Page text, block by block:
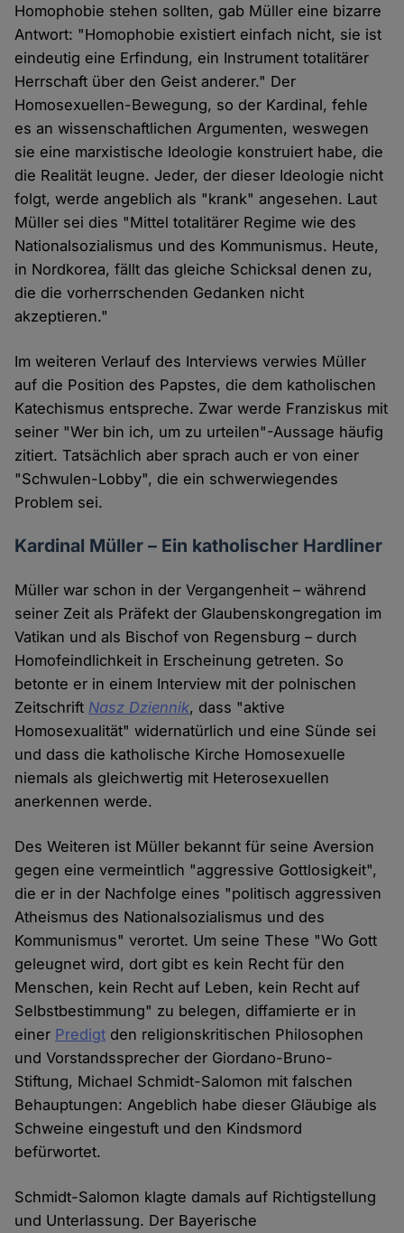
Homophobie stehen sollten, gab Müller eine bizarre
Antwort: "Homophobie existiert einfach nicht, sie ist
eindeutig eine Erfindung, ein Instrument totalitärer
Herrschaft über den Geist anderer." Der
Homosexuellen-Bewegung, so der Kardinal, fehle
es an wissenschaftlichen Argumenten, weswegen
sie eine marxistische Ideologie konstruiert habe, die
die Realität leugne. Jeder, der dieser Ideologie nicht
folgt, werde angeblich als "krank" angesehen. Laut
Müller sei dies "Mittel totalitärer Regime wie des
Nationalsozialismus und des Kommunismus. Heute,
in Nordkorea, fällt das gleiche Schicksal denen zu,
die die vorherrschenden Gedanken nicht
akzeptieren."
Im weiteren Verlauf des Interviews verwies Müller
auf die Position des Papstes, die dem katholischen
Katechismus entspreche. Zwar werde Franziskus mit
seiner "Wer bin ich, um zu urteilen"-Aussage häufig
zitiert. Tatsächlich aber sprach auch er von einer
"Schwulen-Lobby", die ein schwerwiegendes
Problem sei.
Kardinal Müller – Ein katholischer Hardliner
Müller war schon in der Vergangenheit – während
seiner Zeit als Präfekt der Glaubenskongregation im
Vatikan und als Bischof von Regensburg – durch
Homofeindlichkeit in Erscheinung getreten. So
betonte er in einem Interview mit der polnischen
Zeitschrift Nasz Dziennik, dass "aktive
Homosexualität" widernatürlich und eine Sünde sei
und dass die katholische Kirche Homosexuelle
niemals als gleichwertig mit Heterosexuellen
anerkennen werde.
Des Weiteren ist Müller bekannt für seine Aversion
gegen eine vermeintlich "aggressive Gottlosigkeit",
die er in der Nachfolge eines "politisch aggressiven
Atheismus des Nationalsozialismus und des
Kommunismus" verortet. Um seine These "Wo Gott
geleugnet wird, dort gibt es kein Recht für den
Menschen, kein Recht auf Leben, kein Recht auf
Selbstbestimmung" zu belegen, diffamierte er in
einer Predigt den religionskritischen Philosophen
und Vorstandssprecher der Giordano-Bruno-
Stiftung, Michael Schmidt-Salomon mit falschen
Behauptungen: Angeblich habe dieser Gläubige als
Schweine eingestuft und den Kindsmord
befürwortet.
Schmidt-Salomon klagte damals auf Richtigstellung
und Unterlassung. Der Bayerische